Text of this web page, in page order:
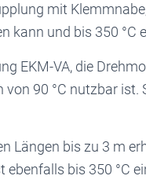
mit
kann und bis 350 °C
EKM-VA, die
90 °C nutzbar ist.
Längen bis zu 3 m
bis 350 °C